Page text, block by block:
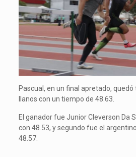
Pascual, en un final apretado,
llanos con un tiempo de 48.63.
El ganador fue Junior Cleverson Da
con 48.53, y segundo fue el
48.57.